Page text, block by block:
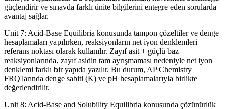
güçlendirir ve sınavda farklı ünite bilgilerini entegre eden sorularda
avantaj sağlar.
Unit 7: Acid-Base Equilibria konusunda tampon çözeltiler ve denge
hesaplamaları yapılırken, reaksiyonların net iyon denklemleri
referans noktası olarak kullanılır. Zayıf asit + güçlü baz
reaksiyonlarında, zayıf asidin tam ayrışmaması nedeniyle net iyon
denklemi farklı bir yapıda yazılır. Bu durum, AP Chemistry
FRQ'larında denge sabiti (K) ve pH hesaplamalarıyla birlikte
değerlendirilir.
Unit 8: Acid-Base and Solubility Equilibria konusunda çözünürlük